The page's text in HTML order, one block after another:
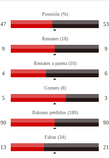
Posesión (%)
47 53
Remates (18)
9 9
Remates a puerta (10)
4 6
Corners (8)
5 3
Balones perdidos (180)
90 90
Faltas (34)
13 21